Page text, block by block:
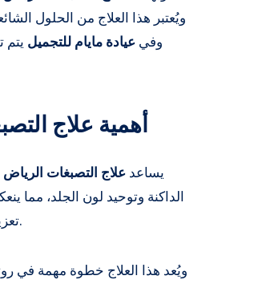
ويُعتبر هذا العلاج من الحلول
وفي عيادة مايام للتجميل يتم
أهمية علاج
يساعد علاج التصبغات الرياض
الداكنة وتوحيد لون الجلد، مما
تعزيز الثقة بالنفس لدى الأشخاص الذين يعانون من مشاكل التصبغ.
ويُعد هذا العلاج خطوة مهمة في